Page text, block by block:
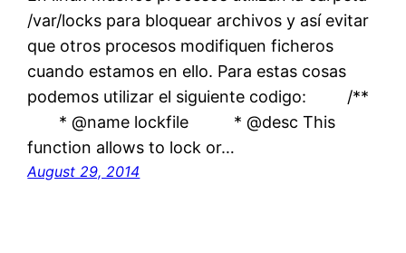
/var/locks para bloquear archivos y así evitar
que otros procesos modifiquen ficheros
cuando estamos en ello. Para estas cosas
podemos utilizar el siguiente codigo: /**
* @name lockfile * @desc This
function allows to lock or…
August 29, 2014